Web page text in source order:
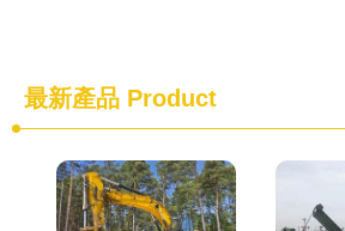
最新產品 Product